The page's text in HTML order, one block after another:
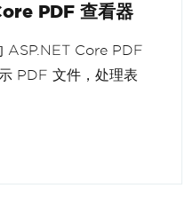
PDF 查看器
ASP.NET Core PDF
PDF 文件，处理表